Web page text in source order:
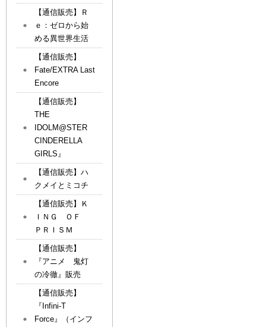
【通信販売】Ｒ
ｅ：ゼロから始
める異世界生活
【通信販売】
Fate/EXTRA Last
Encore
【通信販売】
THE
IDOLM@STER
CINDERELLA
GIRLS』
【通信販売】ハ
クメイとミコチ
【通信販売】Ｋ
ＩＮＧ ＯＦ
ＰＲＩＳＭ
【通信販売】
『アニメ 鬼灯
の冷徹』販売
【通信販売】
『Infini-T
Force』（インフ